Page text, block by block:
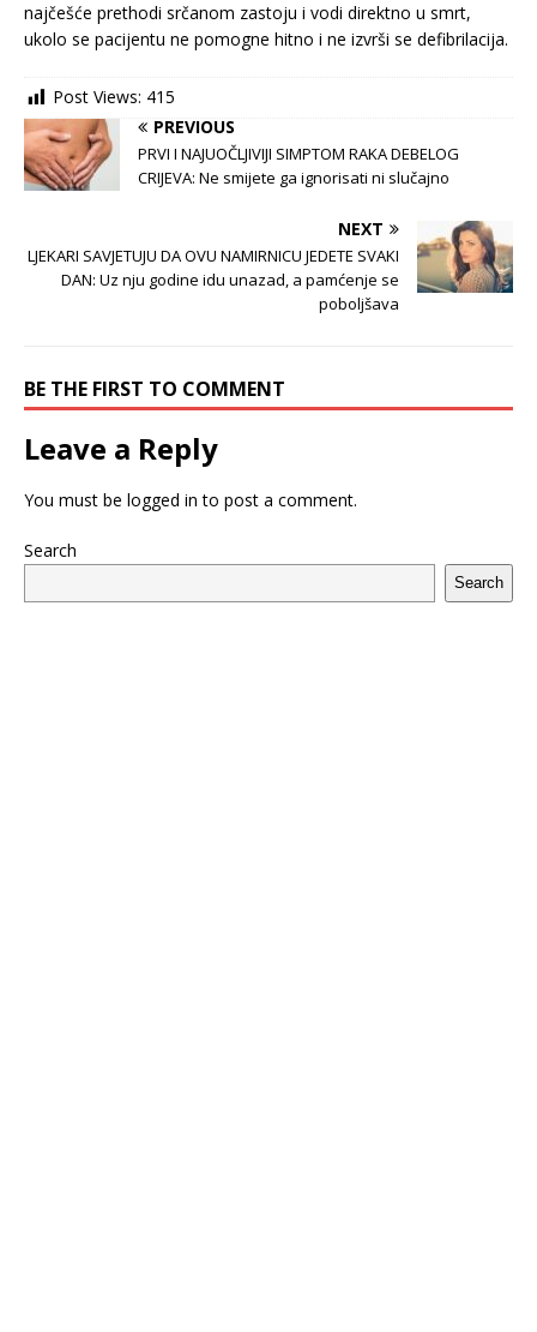
najčešće prethodi srčanom zastoju i vodi direktno u smrt,
ukolo se pacijentu ne pomogne hitno i ne izvrši se defibrilacija.
Post Views: 415
PREVIOUS
PRVI I NAJUOČLJIVIJI SIMPTOM RAKA DEBELOG
CRIJEVA: Ne smijete ga ignorisati ni slučajno
NEXT
LJEKARI SAVJETUJU DA OVU NAMIRNICU JEDETE SVAKI
DAN: Uz nju godine idu unazad, a pamćenje se
poboljšava
BE THE FIRST TO COMMENT
Leave a Reply
You must be logged in to post a comment.
Search
Search